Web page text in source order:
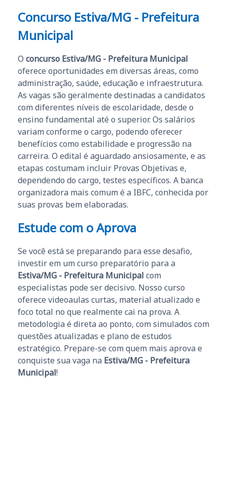
Concurso Estiva/MG - Prefeitura
Municipal
O concurso Estiva/MG - Prefeitura Municipal
oferece oportunidades em diversas áreas, como
administração, saúde, educação e infraestrutura.
As vagas são geralmente destinadas a candidatos
com diferentes níveis de escolaridade, desde o
ensino fundamental até o superior. Os salários
variam conforme o cargo, podendo oferecer
benefícios como estabilidade e progressão na
carreira. O edital é aguardado ansiosamente, e as
etapas costumam incluir Provas Objetivas e,
dependendo do cargo, testes específicos. A banca
organizadora mais comum é a IBFC, conhecida por
suas provas bem elaboradas.
Estude com o Aprova
Se você está se preparando para esse desafio,
investir em um curso preparatório para a
Estiva/MG - Prefeitura Municipal com
especialistas pode ser decisivo. Nosso curso
oferece videoaulas curtas, material atualizado e
foco total no que realmente cai na prova. A
metodologia é direta ao ponto, com simulados com
questões atualizadas e plano de estudos
estratégico. Prepare-se com quem mais aprova e
conquiste sua vaga na Estiva/MG - Prefeitura
Municipal!